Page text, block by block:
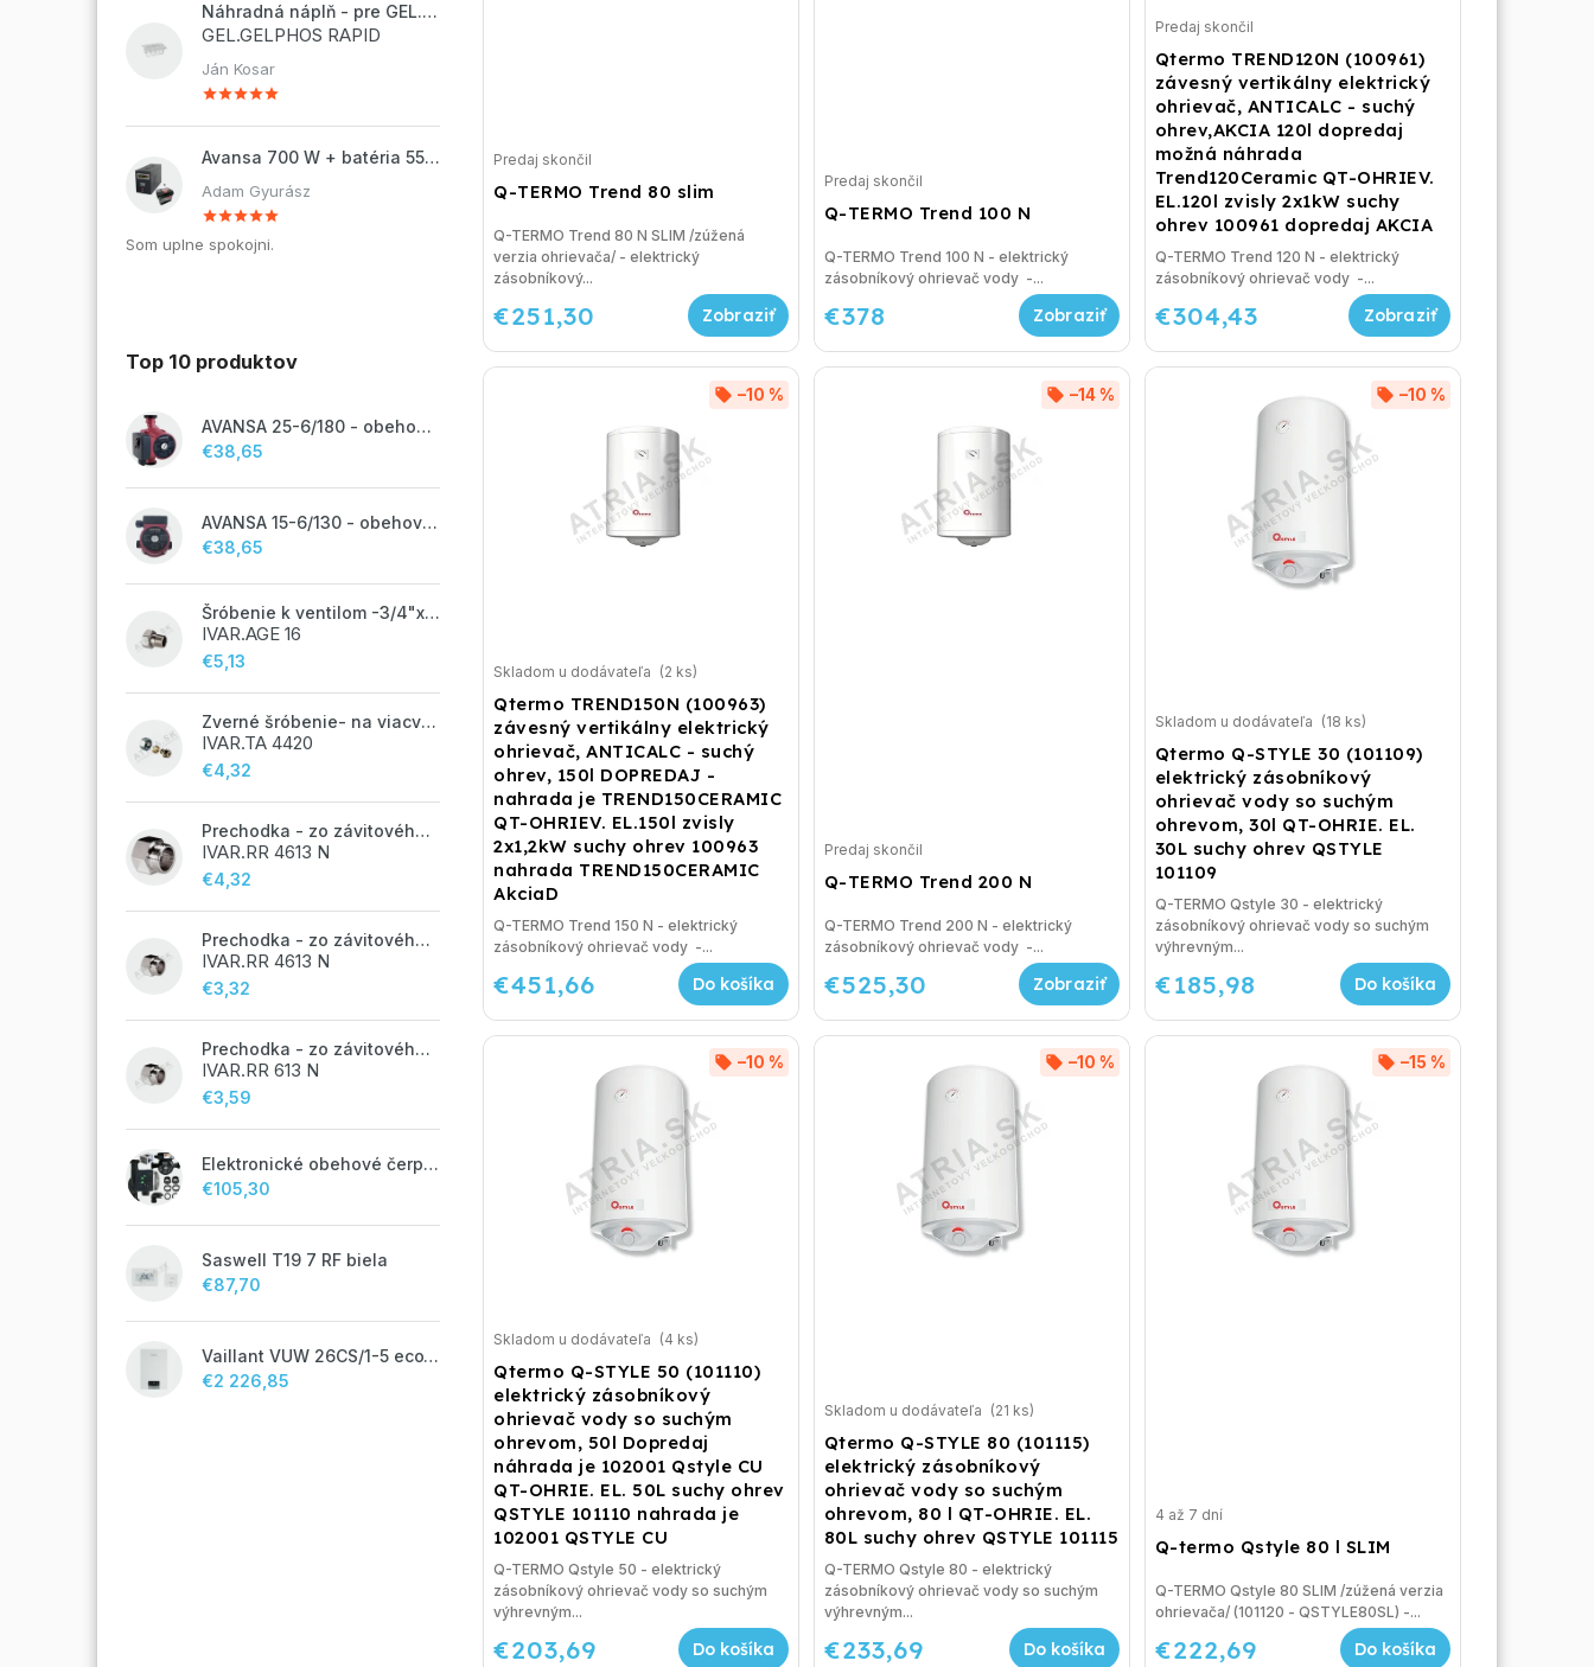
Náhradná náplň - pre GEL.DOSAPHOS 250 - 8x náplň
GEL.GELPHOS RAPID
Ján Kosar
Avansa 700 W + batéria 55Ah
Adam Gyurász
Som uplne spokojni.
Top 10 produktov
AVANSA 25-6/180 - obehové čerpadlo, pripojovací závit 6/4"
€38,65
AVANSA 15-6/130 - obehové čerpadlo, pripojovací závit 1"
€38,65
Šróbenie k ventilom -3/4"x 1/2"
IVAR.AGE 16
€5,13
Zverné šróbenie- na viacvrstvové potrubie ALPEX - 14x2 ALU-EK
IVAR.TA 4420
€4,32
Prechodka - zo závitového potrubia na zverné šróbenie - 3/4"FxEK; nikel
IVAR.RR 4613 N
€4,32
Prechodka - zo závitového potrubia na zverné šróbenie - 1/2"FxEK; nikel
IVAR.RR 4613 N
€3,32
Prechodka - zo závitového potrubia na zverné šróbenie - 1/2"FxM24;
IVAR.RR 613 N
€3,59
Elektronické obehové čerpadlo NOVA 25-60/130 úsporné na kúrenie
€105,30
Saswell T19 7 RF biela
€87,70
Vaillant VUW 26CS/1-5 ecoTEC plus IoniDetect - s prietokovým ohrevom TV
€2 226,85
Q-TERMO Trend 80 slim
Predaj skončil
€251,30
Q-TERMO Trend 80 N SLIM /zúžená
verzia ohrievača/ - elektrický
zásobníkový...
Q-TERMO Trend 100 N
Predaj skončil
€378
Q-TERMO Trend 100 N - elektrický
zásobníkový ohrievač vody -...
Qtermo TREND120N (100961)
závesný vertikálny elektrický
ohrievač, ANTICALC - suchý
ohrev,AKCIA 120l dopredaj
možná náhrada
Trend120Ceramic QT-OHRIEV.
EL.120l zvisly 2x1kW suchy
ohrev 100961 dopredaj AKCIA
Predaj skončil
€304,43
Q-TERMO Trend 120 N - elektrický
zásobníkový ohrievač vody -...
Qtermo TREND150N (100963)
závesný vertikálny elektrický
ohrievač, ANTICALC - suchý
ohrev, 150l DOPREDAJ -
nahrada je TREND150CERAMIC
QT-OHRIEV. EL.150l zvisly
2x1,2kW suchy ohrev 100963
nahrada TREND150CERAMIC
AkciaD
–10 %
Skladom u dodávateľa (2 ks)
€451,66 Do košíka
Q-TERMO Trend 150 N - elektrický
zásobníkový ohrievač vody -...
Q-TERMO Trend 200 N
–14 %
Predaj skončil
€525,30
Q-TERMO Trend 200 N - elektrický
zásobníkový ohrievač vody -...
Qtermo Q-STYLE 30 (101109)
elektrický zásobníkový
ohrievač vody so suchým
ohrevom, 30l QT-OHRIE. EL.
30L suchy ohrev QSTYLE
101109
–10 %
Skladom u dodávateľa (18 ks)
€185,98 Do košíka
Q-TERMO Qstyle 30 - elektrický
zásobníkový ohrievač vody so suchým
výhrevným...
Qtermo Q-STYLE 50 (101110)
elektrický zásobníkový
ohrievač vody so suchým
ohrevom, 50l Dopredaj
náhrada je 102001 Qstyle CU
QT-OHRIE. EL. 50L suchy ohrev
QSTYLE 101110 nahrada je
102001 QSTYLE CU
–10 %
Skladom u dodávateľa (4 ks)
€203,69 Do košíka
Q-TERMO Qstyle 50 - elektrický
zásobníkový ohrievač vody so suchým
výhrevným...
Qtermo Q-STYLE 80 (101115)
elektrický zásobníkový
ohrievač vody so suchým
ohrevom, 80 l QT-OHRIE. EL.
80L suchy ohrev QSTYLE 101115
–10 %
Skladom u dodávateľa (21 ks)
€233,69 Do košíka
Q-TERMO Qstyle 80 - elektrický
zásobníkový ohrievač vody so suchým
výhrevným...
Q-termo Qstyle 80 l SLIM
–15 %
4 až 7 dní
€222,69 Do košíka
Q-TERMO Qstyle 80 SLIM /zúžená verzia
ohrievača/ (101120 - QSTYLE80SL) -...